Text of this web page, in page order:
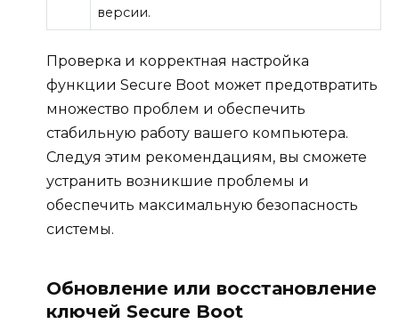
версии.
Проверка и корректная настройка
функции Secure Boot может предотвратить
множество проблем и обеспечить
стабильную работу вашего компьютера.
Следуя этим рекомендациям, вы сможете
устранить возникшие проблемы и
обеспечить максимальную безопасность
системы.
Обновление или восстановление
ключей Secure Boot